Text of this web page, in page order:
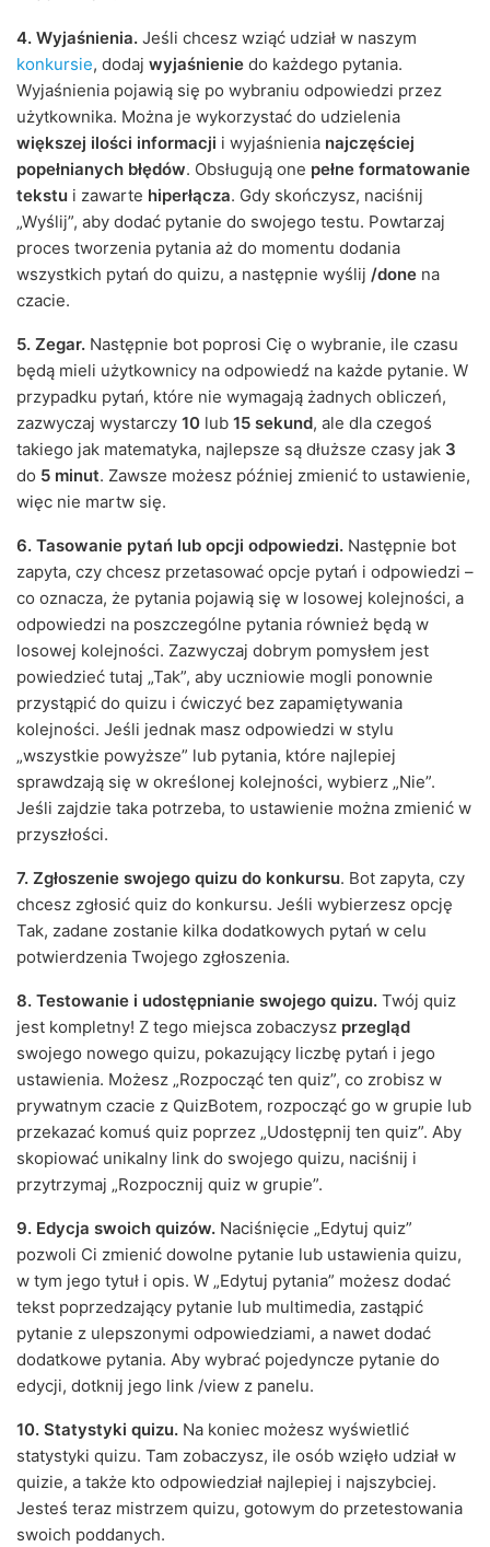
4. Wyjaśnienia. Jeśli chcesz wziąć udział w naszym
konkursie, dodaj wyjaśnienie do każdego pytania.
Wyjaśnienia pojawią się po wybraniu odpowiedzi przez
użytkownika. Można je wykorzystać do udzielenia
większej ilości informacji i wyjaśnienia najczęściej
popełnianych błędów. Obsługują one pełne formatowanie
tekstu i zawarte hiperłącza. Gdy skończysz, naciśnij
„Wyślij”, aby dodać pytanie do swojego testu. Powtarzaj
proces tworzenia pytania aż do momentu dodania
wszystkich pytań do quizu, a następnie wyślij /done na
czacie.
5. Zegar. Następnie bot poprosi Cię o wybranie, ile czasu
będą mieli użytkownicy na odpowiedź na każde pytanie. W
przypadku pytań, które nie wymagają żadnych obliczeń,
zazwyczaj wystarczy 10 lub 15 sekund, ale dla czegoś
takiego jak matematyka, najlepsze są dłuższe czasy jak 3
do 5 minut. Zawsze możesz później zmienić to ustawienie,
więc nie martw się.
6. Tasowanie pytań lub opcji odpowiedzi. Następnie bot
zapyta, czy chcesz przetasować opcje pytań i odpowiedzi –
co oznacza, że pytania pojawią się w losowej kolejności, a
odpowiedzi na poszczególne pytania również będą w
losowej kolejności. Zazwyczaj dobrym pomysłem jest
powiedzieć tutaj „Tak”, aby uczniowie mogli ponownie
przystąpić do quizu i ćwiczyć bez zapamiętywania
kolejności. Jeśli jednak masz odpowiedzi w stylu
„wszystkie powyższe” lub pytania, które najlepiej
sprawdzają się w określonej kolejności, wybierz „Nie”.
Jeśli zajdzie taka potrzeba, to ustawienie można zmienić w
przyszłości.
7. Zgłoszenie swojego quizu do konkursu. Bot zapyta, czy
chcesz zgłosić quiz do konkursu. Jeśli wybierzesz opcję
Tak, zadane zostanie kilka dodatkowych pytań w celu
potwierdzenia Twojego zgłoszenia.
8. Testowanie i udostępnianie swojego quizu. Twój quiz
jest kompletny! Z tego miejsca zobaczysz przegląd
swojego nowego quizu, pokazujący liczbę pytań i jego
ustawienia. Możesz „Rozpocząć ten quiz”, co zrobisz w
prywatnym czacie z QuizBotem, rozpocząć go w grupie lub
przekazać komuś quiz poprzez „Udostępnij ten quiz”. Aby
skopiować unikalny link do swojego quizu, naciśnij i
przytrzymaj „Rozpocznij quiz w grupie”.
9. Edycja swoich quizów. Naciśnięcie „Edytuj quiz”
pozwoli Ci zmienić dowolne pytanie lub ustawienia quizu,
w tym jego tytuł i opis. W „Edytuj pytania” możesz dodać
tekst poprzedzający pytanie lub multimedia, zastąpić
pytanie z ulepszonymi odpowiedziami, a nawet dodać
dodatkowe pytania. Aby wybrać pojedyncze pytanie do
edycji, dotknij jego link /view z panelu.
10. Statystyki quizu. Na koniec możesz wyświetlić
statystyki quizu. Tam zobaczysz, ile osób wzięło udział w
quizie, a także kto odpowiedział najlepiej i najszybciej.
Jesteś teraz mistrzem quizu, gotowym do przetestowania
swoich poddanych.